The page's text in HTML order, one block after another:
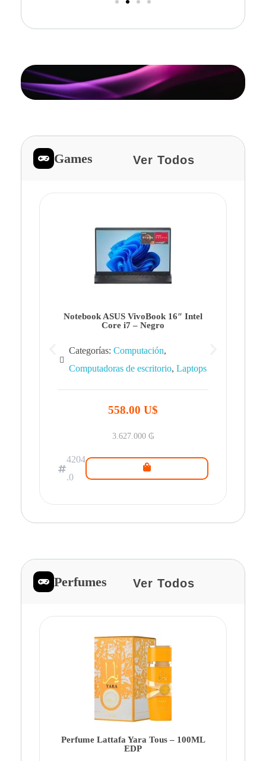
Games Ver Todos
Notebook ASUS VivoBook 16″ Intel
Core i7 – Negro
Categorías: Computación,
Computadoras de escritorio, Laptops
558.00 U$
3.627.000 ₲
4204
.0
Perfumes Ver Todos
Perfume Lattafa Yara Tous – 100ML
EDP